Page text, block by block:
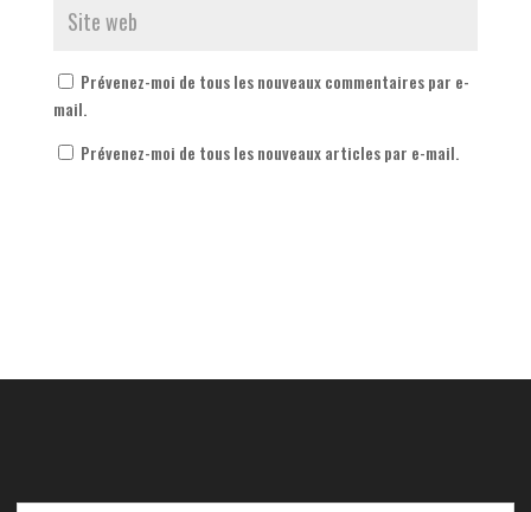
Prévenez-moi de tous les nouveaux commentaires par e-
mail.
Prévenez-moi de tous les nouveaux articles par e-mail.